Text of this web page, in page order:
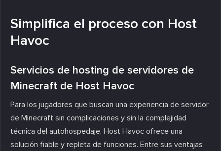
Simplifica el proceso con Host
Havoc
Servicios de hosting de servidores de
Minecraft de Host Havoc
Para los jugadores que buscan una experiencia de servidor
de Minecraft sin complicaciones y sin la complejidad
técnica del autohospedaje, Host Havoc ofrece una
solución fiable y repleta de funciones. Entre sus ventajas